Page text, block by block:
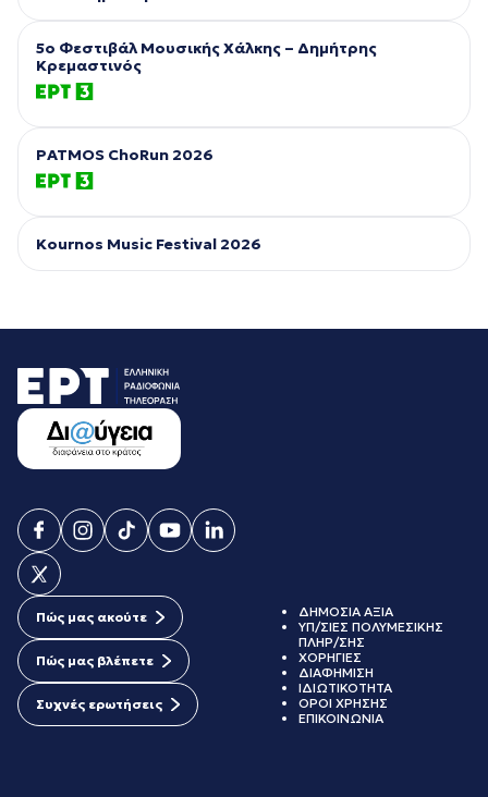
5ο Φεστιβάλ Μουσικής Χάλκης – Δημήτρης
Κρεμαστινός
PATMOS ChoRun 2026
Kournos Music Festival 2026
Πώς μας ακούτε
Πώς μας βλέπετε
Συχνές ερωτήσεις
ΔΗΜΟΣΙΑ ΑΞΙΑ
ΥΠ/ΣΙΕΣ ΠΟΛΥΜΕΣΙΚΗΣ
ΠΛΗΡ/ΣΗΣ
ΧΟΡΗΓΙΕΣ
ΔΙΑΦΗΜΙΣΗ
ΙΔΙΩΤΙΚΟΤΗΤΑ
ΟΡΟΙ ΧΡΗΣΗΣ
ΕΠΙΚΟΙΝΩΝΙΑ